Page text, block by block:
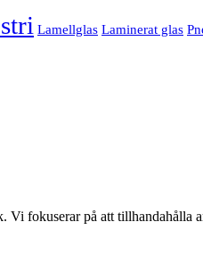
Lamellglas Laminerat glas
fokuserar på att tillhandahålla